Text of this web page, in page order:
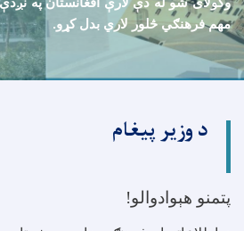
مهم فرهنګي څلور لاري بدل کړو.
د وزیر پیغام
پتمنو هېوادوالو!